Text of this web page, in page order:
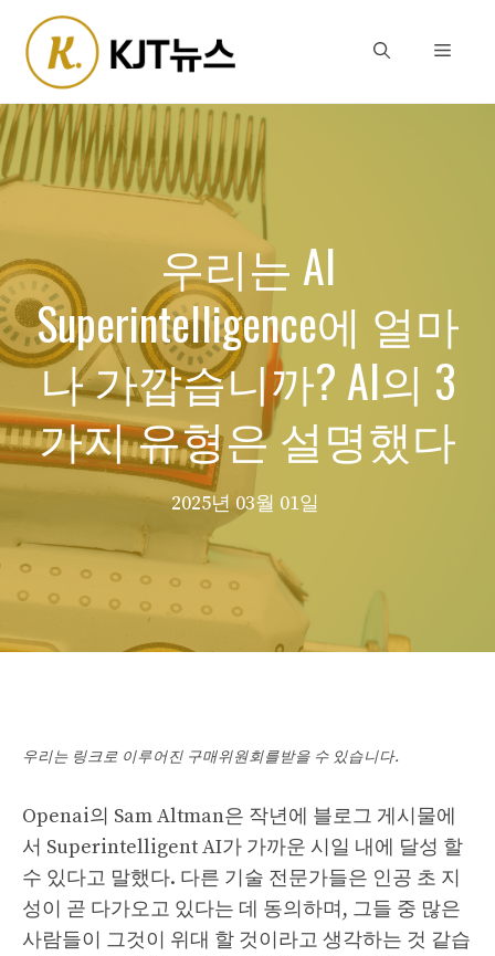
content
Menu
우리는 AI
Superintelligence에 얼마
나 가깝습니까? AI의 3
가지 유형은 설명했다
2025년 03월 01일
우리는 링크로 이루어진 구매위원회를받을 수 있습니다.
Openai의 Sam Altman은 작년에 블로그 게시물에
서 Superintelligent AI가 가까운 시일 내에 달성 할
수 있다고 말했다. 다른 기술 전문가들은 인공 초 지
성이 곧 다가오고 있다는 데 동의하며, 그들 중 많은
사람들이 그것이 위대 할 것이라고 생각하는 것 같습